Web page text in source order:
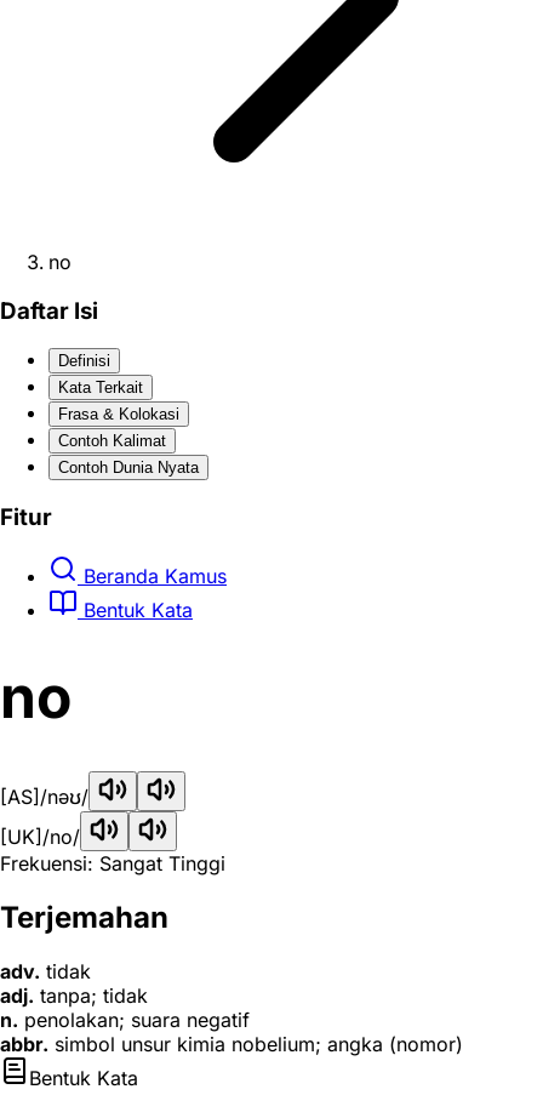
no
Daftar Isi
Definisi
Kata Terkait
Frasa & Kolokasi
Contoh Kalimat
Contoh Dunia Nyata
Fitur
Beranda Kamus
Bentuk Kata
no
[AS] /nəʊ/
[UK] /no/
Frekuensi: Sangat Tinggi
Terjemahan
adv. tidak
adj. tanpa; tidak
n. penolakan; suara negatif
abbr. simbol unsur kimia nobelium; angka (nomor)
Bentuk Kata